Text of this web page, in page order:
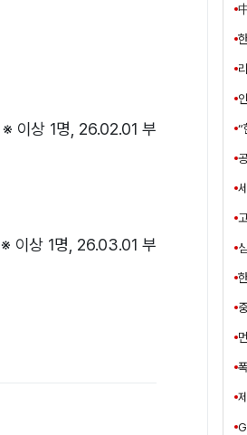
※ 이상 1명, 26.02.01 부
※ 이상 1명, 26.03.01 부
“